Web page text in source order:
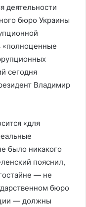
деятельности
бюро Украины
«полноценные
сегодня
Владимир
«для
было никакого
пояснил,
— не
бюро
— должны